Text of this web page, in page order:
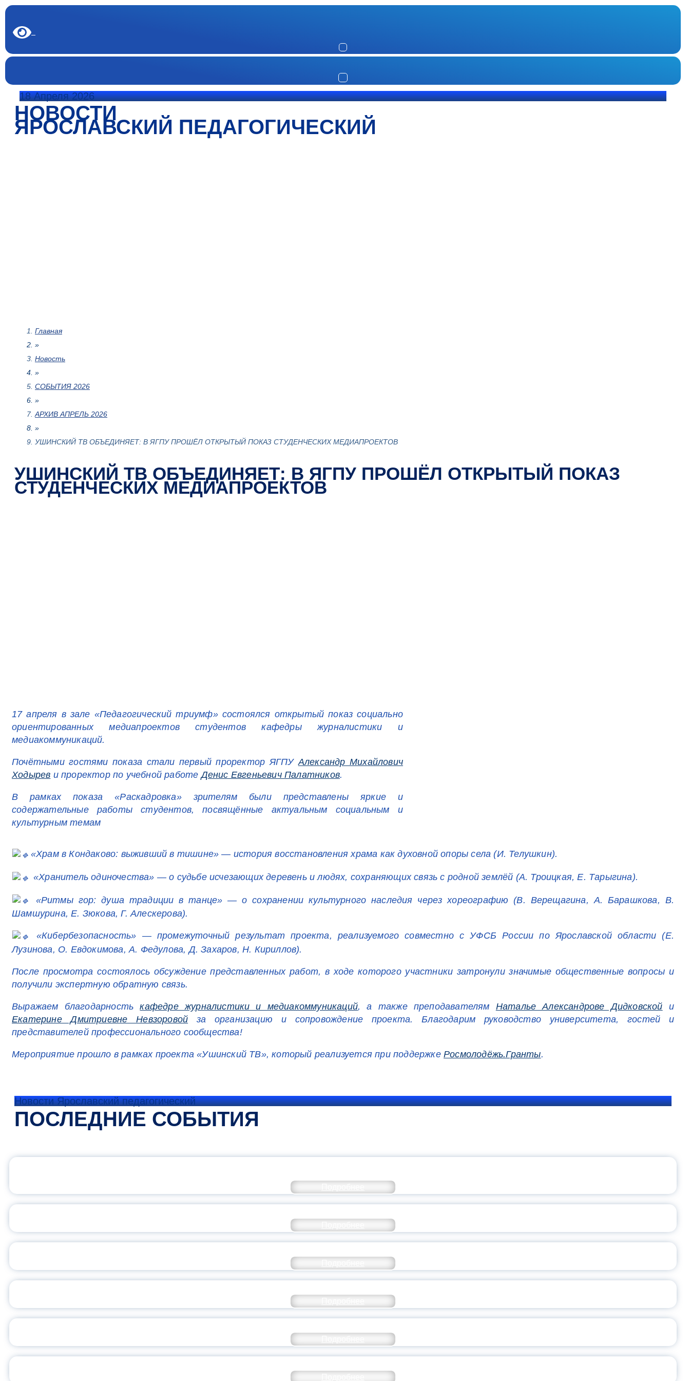
18 Апреля 2026
НОВОСТИ
ЯРОСЛАВСКИЙ ПЕДАГОГИЧЕСКИЙ
Главная
»
Новость
»
СОБЫТИЯ 2026
»
АРХИВ АПРЕЛЬ 2026
»
УШИНСКИЙ ТВ ОБЪЕДИНЯЕТ: В ЯГПУ ПРОШЁЛ ОТКРЫТЫЙ ПОКАЗ СТУДЕНЧЕСКИХ МЕДИАПРОЕКТОВ
УШИНСКИЙ ТВ ОБЪЕДИНЯЕТ: В ЯГПУ ПРОШЁЛ ОТКРЫТЫЙ ПОКАЗ
СТУДЕНЧЕСКИХ МЕДИАПРОЕКТОВ
17 апреля в зале «Педагогический триумф» состоялся открытый показ социально
ориентированных медиапроектов студентов кафедры журналистики и
медиакоммуникаций.
Почётными гостями показа стали первый проректор ЯГПУАлександр Михайлович
Ходырев и проректор по учебной работеДенис Евгеньевич Палатников.
В рамках показа «Раскадровка» зрителям были представлены яркие и
содержательные работы студентов, посвящённые актуальным социальным и
культурным темам
«Храм в Кондаково: выживший в тишине» — история восстановления храма как духовной опоры села (И. Телушкин).
«Хранитель одиночества» — о судьбе исчезающих деревень и людях, сохраняющих связь с родной землёй (А. Троицкая, Е. Тарыгина).
«Ритмы гор: душа традиции в танце» — о сохранении культурного наследия через хореографию (В. Верещагина, А. Барашкова, В.
Шамшурина, Е. Зюкова, Г. Алескерова).
«Кибербезопасность» — промежуточный результат проекта, реализуемого совместно с УФСБ России по Ярославской области (Е.
Лузинова, О. Евдокимова, А. Федулова, Д. Захаров, Н. Кириллов).
После просмотра состоялось обсуждение представленных работ, в ходе которого участники затронули значимые общественные вопросы и
получили экспертную обратную связь.
Выражаем благодарностькафедре журналистики и медиакоммуникаций, а также преподавателям Наталье Александрове Дидковской и
Екатерине Дмитриевне Невзоровой за организацию и сопровождение проекта. Благодарим руководство университета, гостей и
представителей профессионального сообщества!
Мероприятие прошло в рамках проекта «Ушинский ТВ», который реализуется при поддержкеРосмолодёжь.Гранты.
Новости Ярославский педагогический
ПОСЛЕДНИЕ СОБЫТИЯ